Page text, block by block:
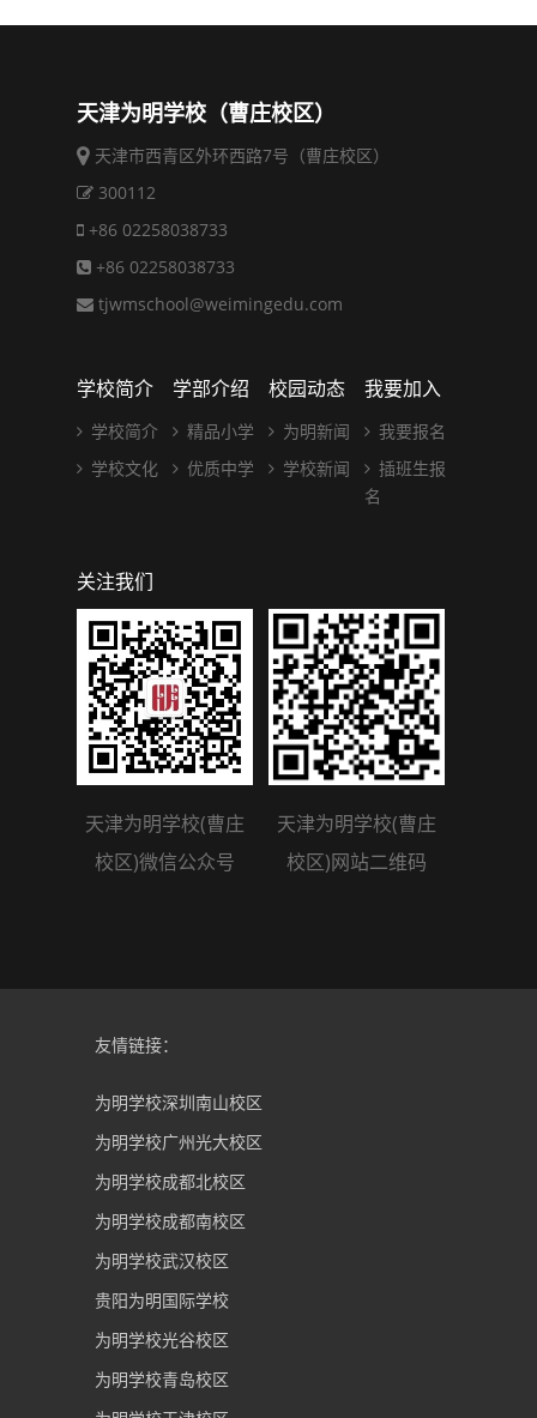
天津为明学校（曹庄校区）
天津市西青区外环西路7号（曹庄校区）
300112
+86 02258038733
+86 02258038733
tjwmschool@weimingedu.com
学校简介
学校简介
学校文化
学部介绍
精品小学
优质中学
校园动态
为明新闻
学校新闻
我要加入
我要报名
插班生报
名
关注我们
天津为明学校(曹庄
校区)微信公众号
天津为明学校(曹庄
校区)网站二维码
友情链接：
为明学校深圳南山校区
为明学校广州光大校区
为明学校成都北校区
为明学校成都南校区
为明学校武汉校区
贵阳为明国际学校
为明学校光谷校区
为明学校青岛校区